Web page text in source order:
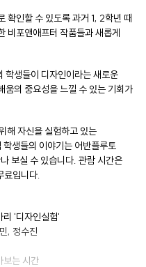
확인할 수 있도록 과거 1, 2학년 때
비포앤애프터 작품들과 새롭게
학생들이 디자인이라는 새로운
움의 중요성을 느낄 수 있는 기회가
해 자신을 실험하고 있는
생들의 이야기는 어반플루토
보실 수 있습니다. 관람 시간은
료입니다.
리 '디자인실험'
, 정수진
보는 시간